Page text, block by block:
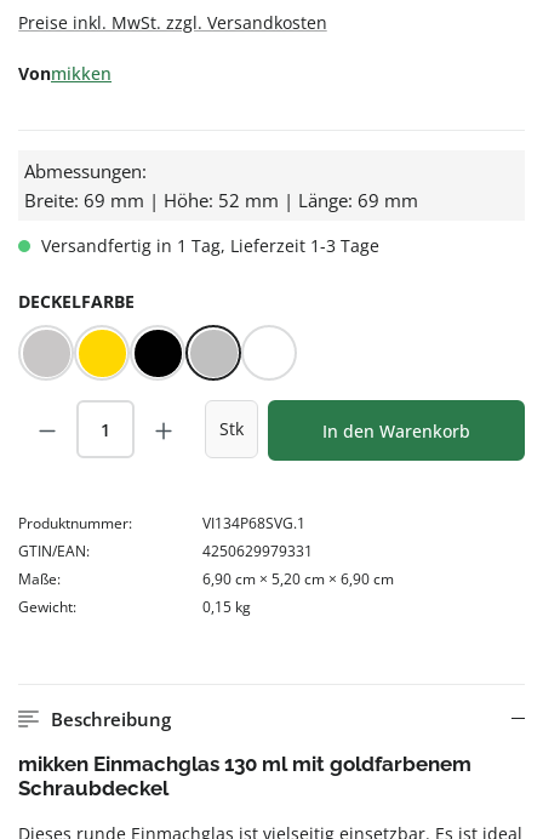
Preise inkl. MwSt. zzgl. Versandkosten
Vonmikken
Abmessungen:
Breite: 69 mm | Höhe: 52 mm | Länge: 69 mm
Versandfertig in 1 Tag, Lieferzeit 1-3 Tage
DECKELFARBE
BLUESEAL Silber
Gold Schwarz Silber Weiß
Produkt Anzahl: Gib den gewünschten
Stk In den Warenkorb
Produktnummer:
VI134P68SVG.1
GTIN/EAN:
4250629979331
Maße:
6,90 cm × 5,20 cm × 6,90 cm
Gewicht:
0,15 kg
Beschreibung
mikken Einmachglas 130 ml mit goldfarbenem
Schraubdeckel
Dieses runde Einmachglas ist vielseitig einsetzbar. Es ist ideal